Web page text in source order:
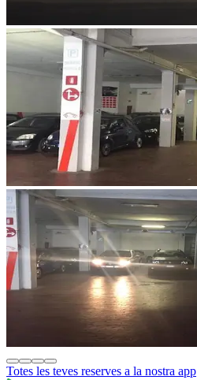
Totes les teves reserves a la nostra app